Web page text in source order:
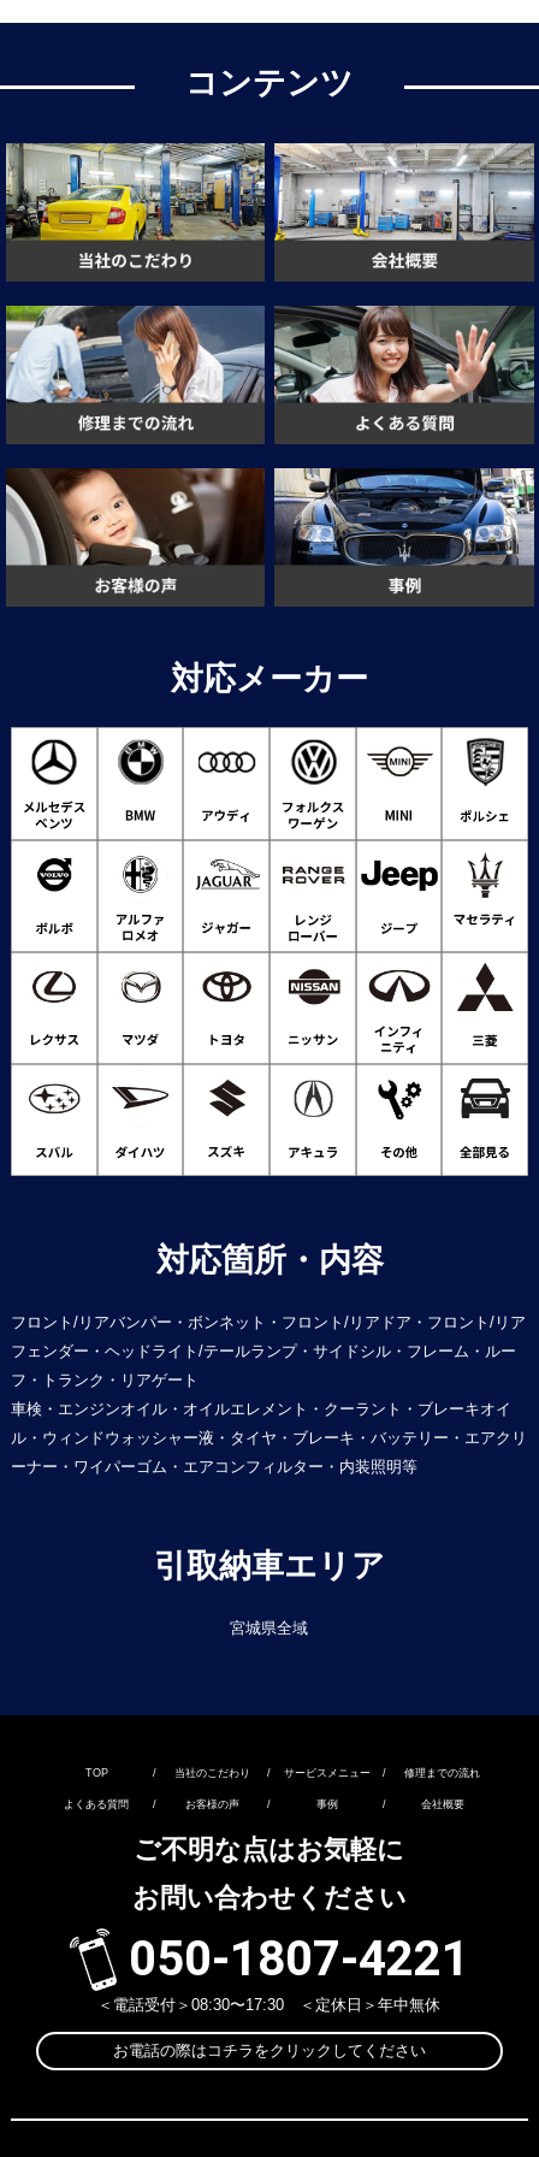
コンテンツ
対応メーカー
対応箇所・内容
フロント/リアバンパー・ボンネット・フロント/リアドア・フロント/リア
フェンダー・ヘッドライト/テールランプ・サイドシル・フレーム・ルー
フ・トランク・リアゲート
車検・エンジンオイル・オイルエレメント・クーラント・ブレーキオイ
ル・ウィンドウォッシャー液・タイヤ・ブレーキ・バッテリー・エアクリ
ーナー・ワイパーゴム・エアコンフィルター・内装照明等
引取納車エリア
宮城県全域
TOP / 当社のこだわり / サービスメニュー / 修理までの流れ
よくある質問 / お客様の声 / 事例 / 会社概要
ご不明な点はお気軽に
お問い合わせください
050-1807-4221
＜電話受付＞08:30〜17:30 ＜定休日＞年中無休
お電話の際はコチラをクリックしてください